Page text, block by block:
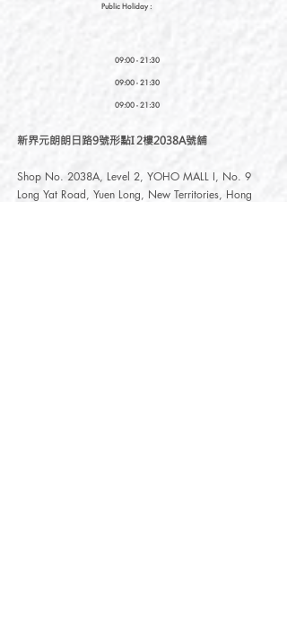
Public Holiday :
09:00 - 21:30
09:00 - 21:30
09:00 - 21:30
新界元朗朗日路9號形點I 2樓2038A號舖
Shop No. 2038A, Level 2, YOHO MALL I, No. 9
Long Yat Road, Yuen Long, New Territories, Hong